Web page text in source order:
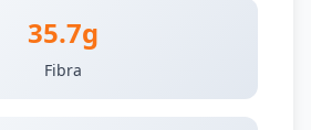
35.7g
Fibra